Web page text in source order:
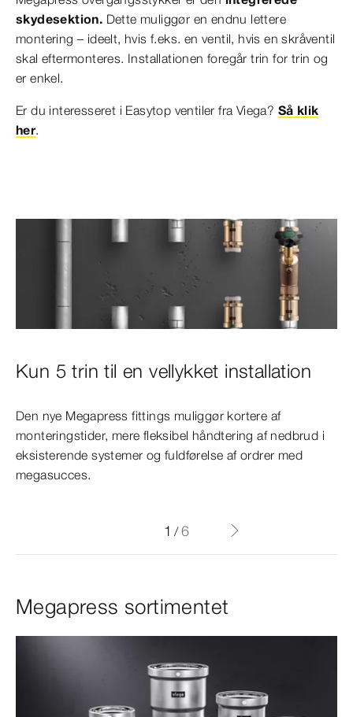
skydesektion. Dette muliggør en endnu lettere
montering – ideelt, hvis f.eks. en ventil, hvis en skråventil
skal eftermonteres. Installationen foregår trin for trin og
er enkel.
Er du interesseret i Easytop ventiler fra Viega? Så klik
her.
Kun 5 trin til en vellykket installation
Den nye Megapress fittings muliggør kortere af
monteringstider, mere fleksibel håndtering af nedbrud i
eksisterende systemer og fuldførelse af ordrer med
megasucces.
Trin 1
Mål på røret markeres
Trin 2
Skær røret vinkelret, afgrad indvendigt og udvendigt
samt fjern snavs- og rustpartikler
Trin 3
Markér minimal og maksimal indstikdybde
Trin 4
overgangsstykker
Forskyd maksimalt på røret
Trin 5
Skru, juster og pres – færdig!
1 /6
Megapress sortimentet